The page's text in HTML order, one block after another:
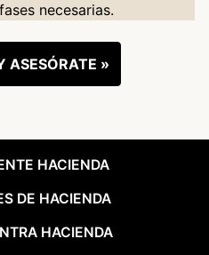
necesarias.
ASESÓRATE »
HACIENDA
DE HACIENDA
HACIENDA